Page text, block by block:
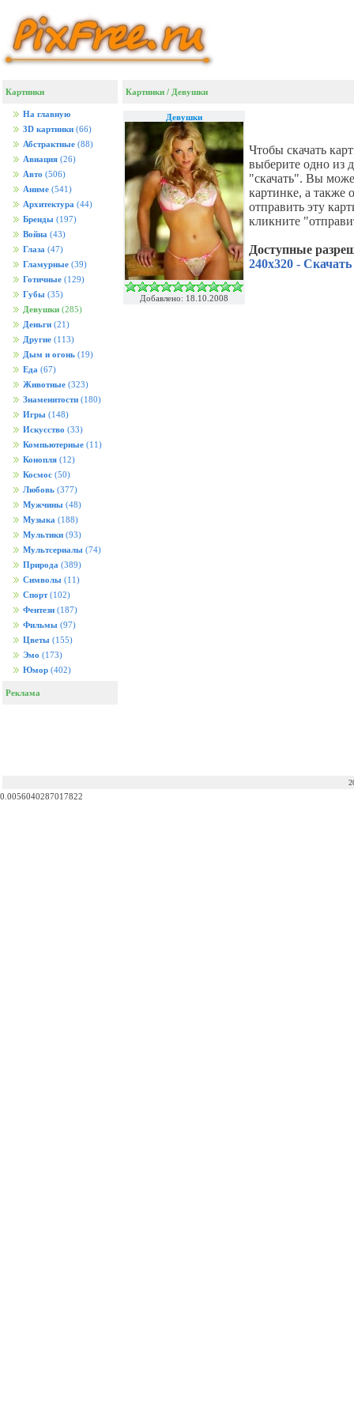
Картинки
На главную
3D картинки (66)
Абстрактные (88)
Авиация (26)
Авто (506)
Аниме (541)
Архитектура (44)
Бренды (197)
Война (43)
Глаза (47)
Гламурные (39)
Готичные (129)
Губы (35)
Девушки (285)
Деньги (21)
Другие (113)
Дым и огонь (19)
Еда (67)
Животные (323)
Знаменитости (180)
Игры (148)
Искусство (33)
Компьютерные (11)
Конопля (12)
Космос (50)
Любовь (377)
Мужчины (48)
Музыка (188)
Мультики (93)
Мультсериалы (74)
Природа (389)
Символы (11)
Спорт (102)
Фентези (187)
Фильмы (97)
Цветы (155)
Эмо (173)
Юмор (402)
Реклама
Картинки / Девушки
Девушки
Добавлено: 18.10.2008
Чтобы скачать
выберите одно из
"скачать". Вы
картинке, а также
отправить эту
кликните
Доступные
240x320 - Скачать
0.0056040287017822